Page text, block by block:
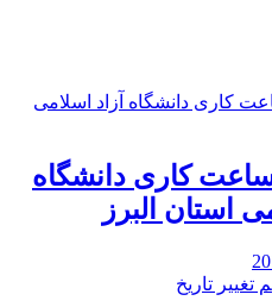
کاری دانشگاه
استان البرز